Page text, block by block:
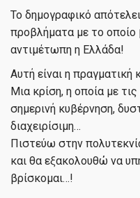
Το δημογραφικό
προβλήματα με το οποίο
αντιμέτωπη η Ελλάδα!
Αυτή είναι η πραγματική
Μια κρίση, η οποία με
σημερινή κυβέρνηση,
διαχειρίσιμη…
Πιστεύω στην
και θα εξακολουθώ να
βρίσκομαι…!